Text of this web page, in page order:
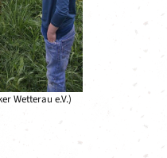
Wetterau e.V.)